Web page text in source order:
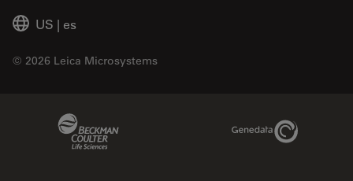
US | es
© 2026 Leica Microsystems
Genedata Link